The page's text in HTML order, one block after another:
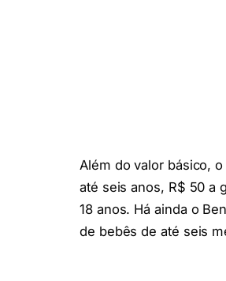
Além do valor básico,
até seis anos, R$ 50 a
18 anos. Há ainda o
de bebês de até seis